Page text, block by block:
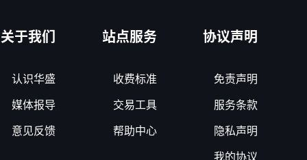
关于我们
认识华盛
媒体报导
意见反馈
站点服务
收费标准
交易工具
帮助中心
协议声明
免责声明
服务条款
隐私声明
我的协议